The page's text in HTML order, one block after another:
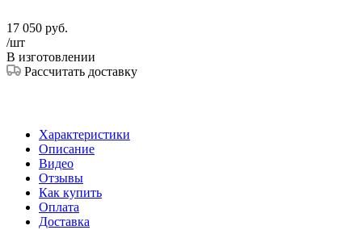
17 050 руб.
/шт
В изготовлении
Рассчитать доставку
Характеристики
Описание
Видео
Отзывы
Как купить
Оплата
Доставка